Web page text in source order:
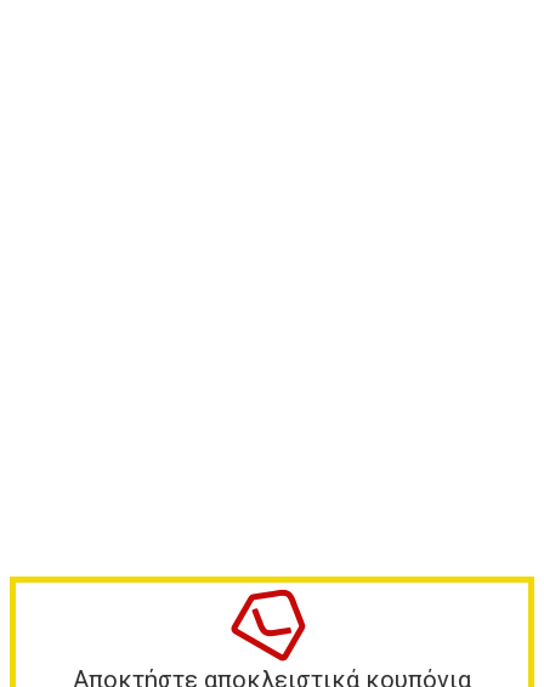
Αποκτήστε αποκλειστικά κουπόνια